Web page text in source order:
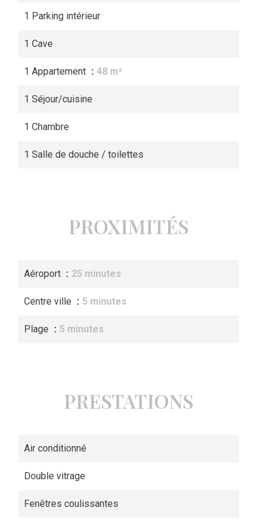
1 Parking intérieur
1 Cave
1 Appartement 48 m²
1 Séjour/cuisine
1 Chambre
1 Salle de douche / toilettes
PROXIMITÉS
Aéroport 25 minutes
Centre ville 5 minutes
Plage 5 minutes
PRESTATIONS
Air conditionné
Double vitrage
Fenêtres coulissantes